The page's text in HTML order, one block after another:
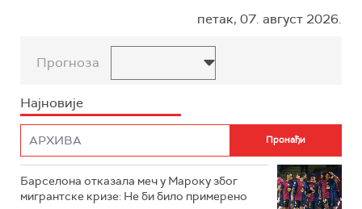
петак, 07. август 2026.
Прогноза
Најновије
Барселона отказала меч у Мароку због
мигрантске кризе: Не би било примерено